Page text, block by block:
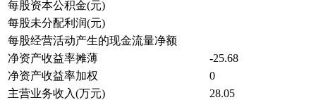
每股资本公积金(元)
每股未分配利润(元)
每股经营活动产生的现金流量净额
净资产收益率摊薄
-25.68
净资产收益率加权
0
主营业务收入(万元)
28.05